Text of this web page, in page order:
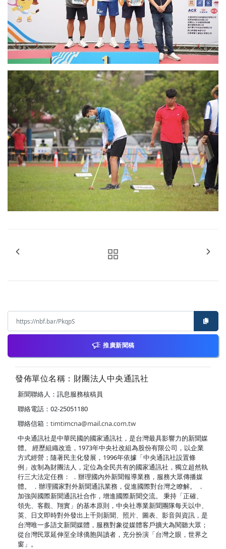
推廣新聞稿
發佈單位名稱：財團法人中央通訊社
新聞聯絡人：訊息服務核稿員
聯絡電話：02-25051180
聯絡信箱： timtimcna@mail.cna.com.tw
中央通訊社是中華民國的國家通訊社，是台灣最具影響力的新聞媒
體。 經歷組織改造，1973年中央社改組為股份有限公司，以企業
方式經營；隨著民主化發展，1996年依據「中央通訊社設置條
例」改制為財團法人，定位為全民共有的國家通訊社，獨立超然執
行三大法定任務： ．辦理國內外新聞報導業務，服務大眾傳播媒
體。 ．辦理國家對外新聞通訊業務，促進國際對台灣之瞭解。 ．
加強與國際新聞通訊社合作，增進國際新聞交流。 秉持「正確、
領先、客觀、翔實」的基本原則，中央社專業新聞團隊每天以中、
英、日文即時對外發出上千則新聞、照片、圖表、影音與資訊，是
台灣唯一多語文新聞媒體，服務對象從媒體客戶擴大為閱聽大眾；
從台灣民眾延伸至全球僑胞與讀者，充分扮演「台灣之眼，世界之
窗」。